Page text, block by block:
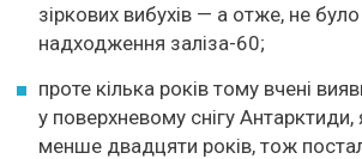
зіркових вибухів — а отже, не
надходження заліза-60;
проте кілька років тому вчені
у поверхневому снігу
менше двадцяти років, тож